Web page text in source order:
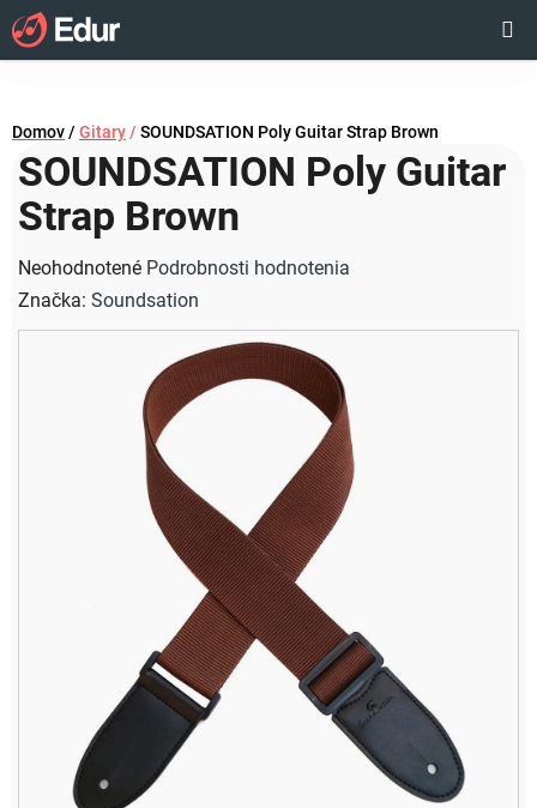
Prejsť
na
obsah
KOŠÍK
Domov/ Gitary / SOUNDSATION Poly Guitar Strap Brown
SOUNDSATION Poly Guitar
Strap Brown
Priemerné
hodnotenie
produktu
Neohodnotené Podrobnosti hodnotenia
Značka: Soundsation